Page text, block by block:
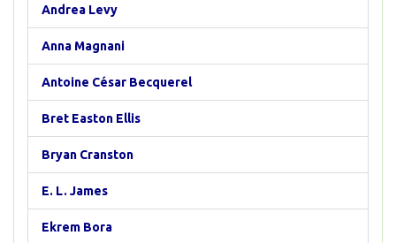
Andrea Levy
Anna Magnani
Antoine César Becquerel
Bret Easton Ellis
Bryan Cranston
E. L. James
Ekrem Bora